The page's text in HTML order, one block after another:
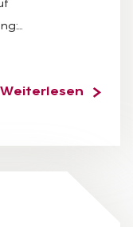
Weiterlesen